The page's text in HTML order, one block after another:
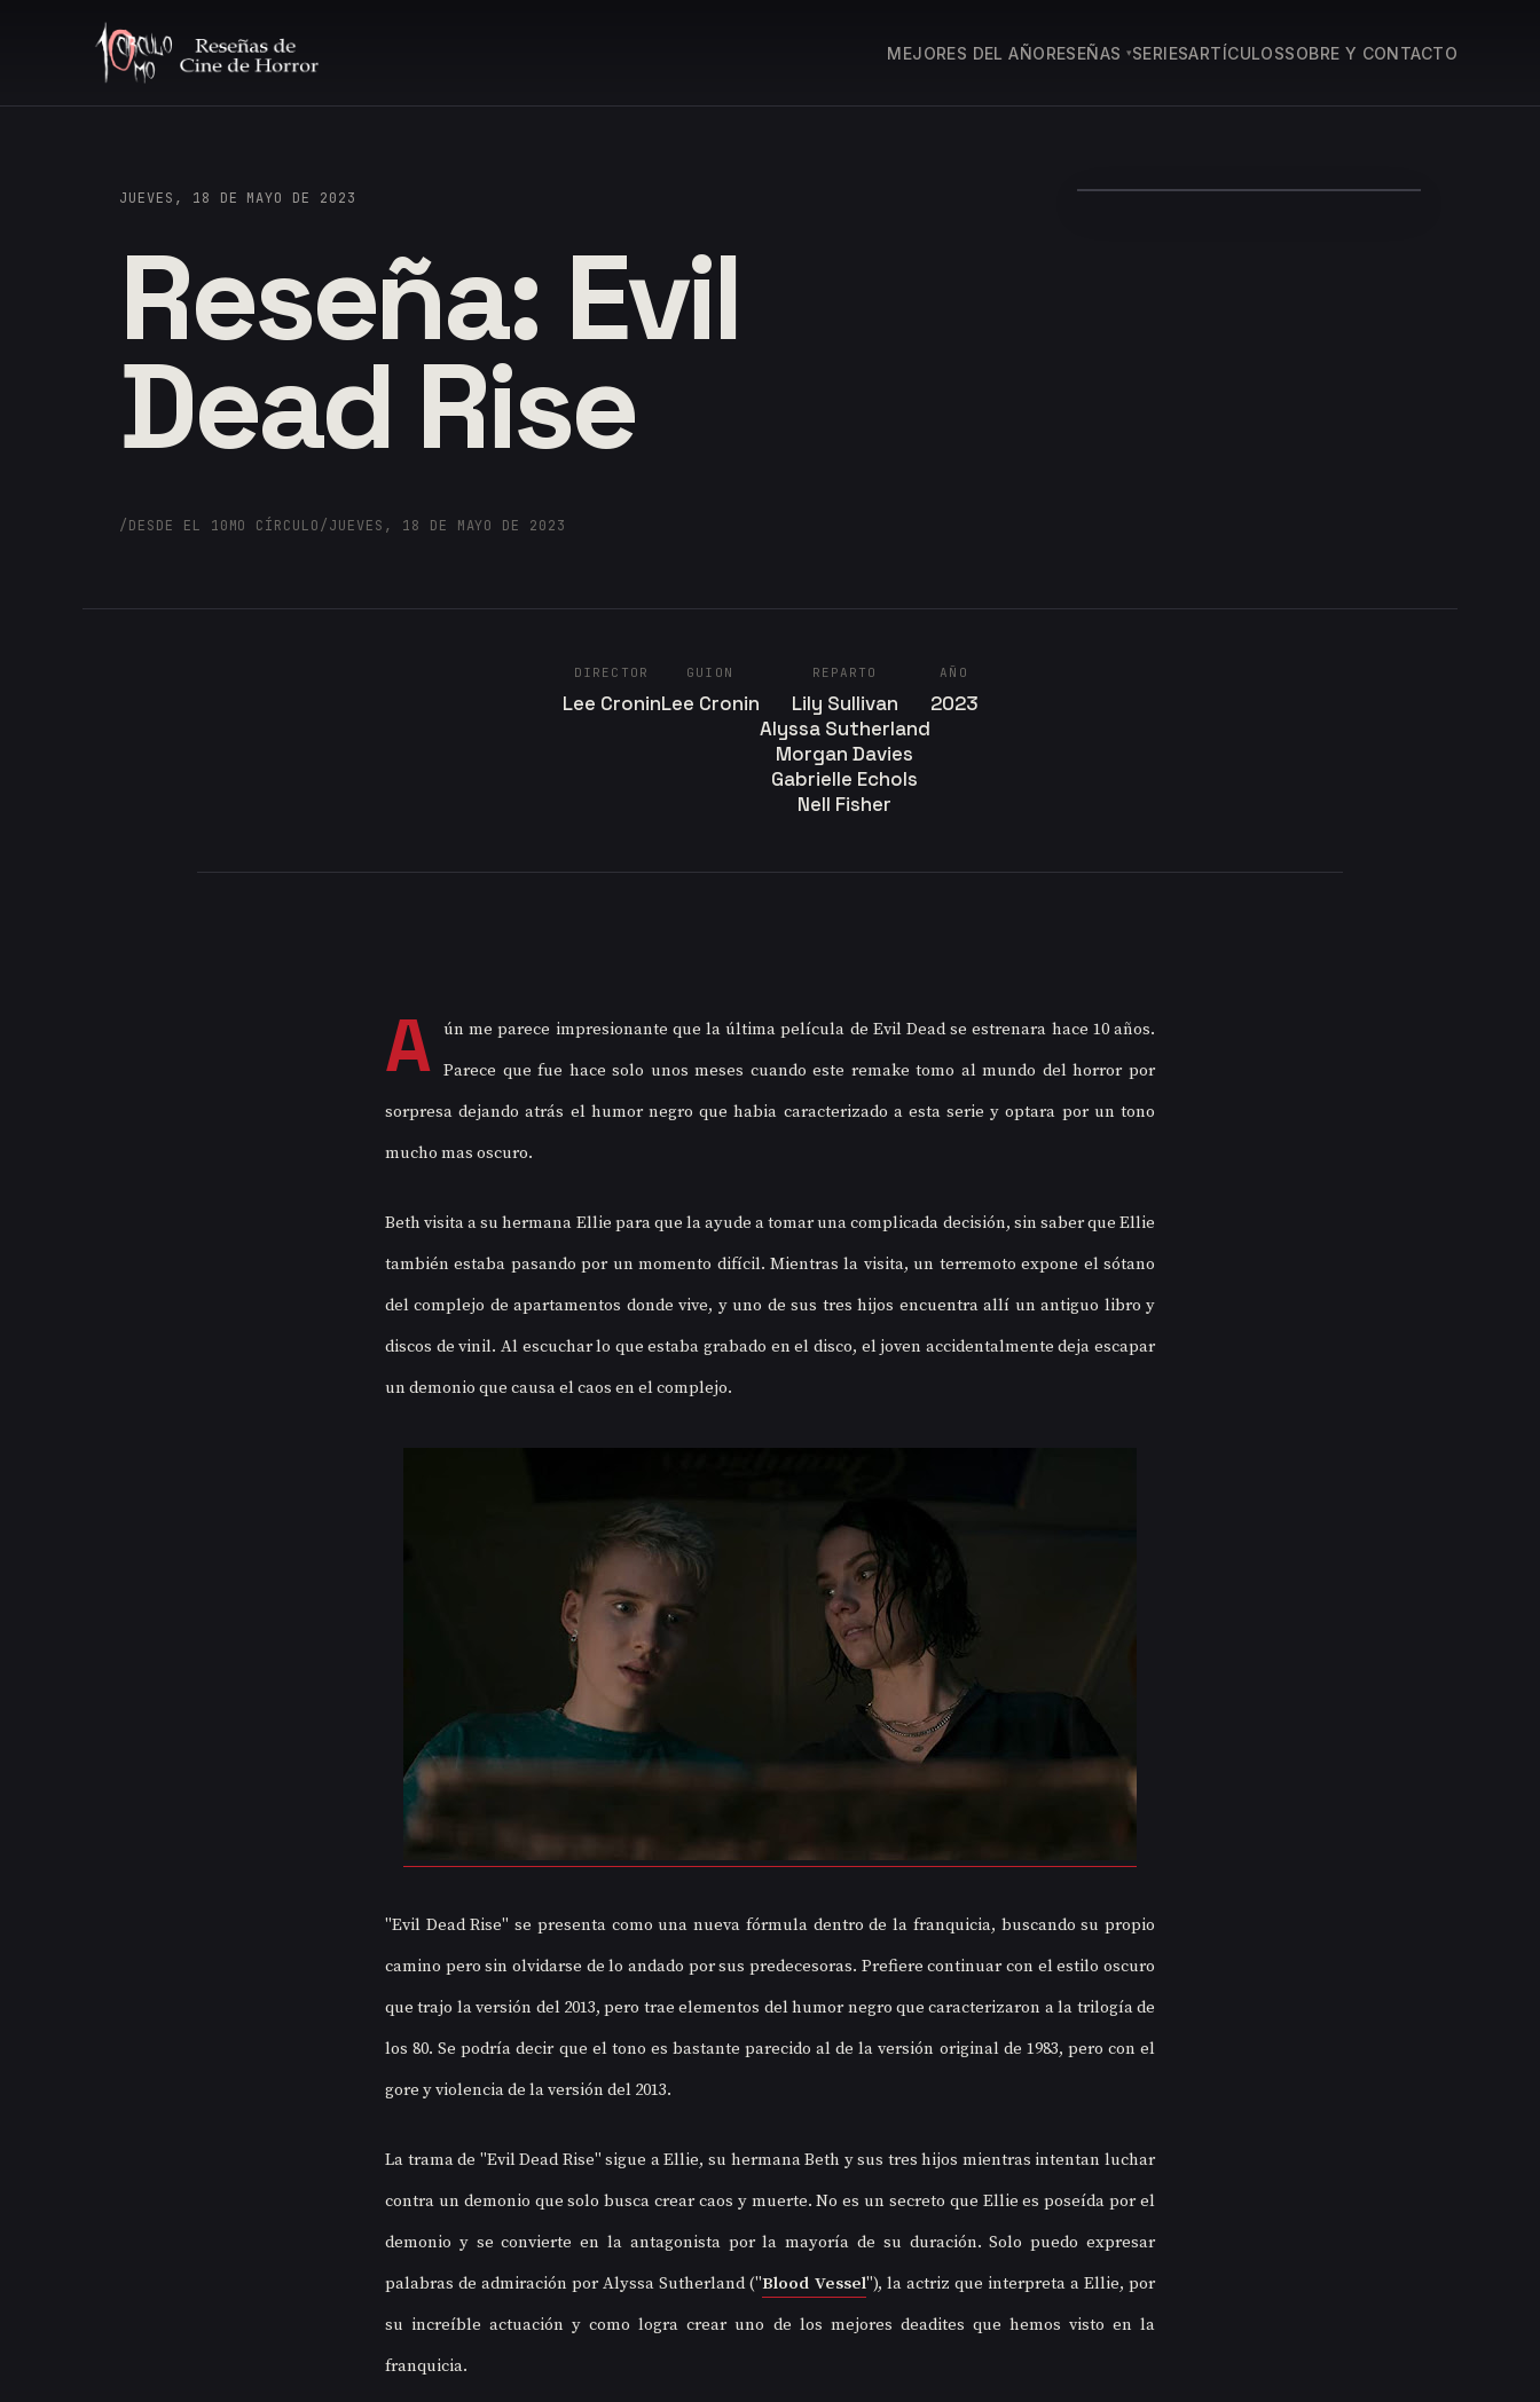
MEJORES DEL AÑORESEÑAS SERIESARTÍCULOSSOBRE Y CONTACTO
JUEVES, 18 DE MAYO DE 2023
Reseña: Evil
Dead Rise
/DESDE EL 10MO CÍRCULO/JUEVES, 18 DE MAYO DE 2023
DIRECTOR
Lee Cronin
GUION
Lee Cronin
REPARTO
Lily Sullivan
Alyssa Sutherland
Morgan Davies
Gabrielle Echols
Nell Fisher
AÑO
2023
A
ún me parece impresionante que la última película de Evil Dead se estrenara hace 10 años.
Parece que fue hace solo unos meses cuando este remake tomo al mundo del horror por
sorpresa dejando atrás el humor negro que habia caracterizado a esta serie y optara por un tono
mucho mas oscuro.
Beth visita a su hermana Ellie para que la ayude a tomar una complicada decisión, sin saber que Ellie
también estaba pasando por un momento difícil. Mientras la visita, un terremoto expone el sótano
del complejo de apartamentos donde vive, y uno de sus tres hijos encuentra allí un antiguo libro y
discos de vinil. Al escuchar lo que estaba grabado en el disco, el joven accidentalmente deja escapar
un demonio que causa el caos en el complejo.
"Evil Dead Rise" se presenta como una nueva fórmula dentro de la franquicia, buscando su propio
camino pero sin olvidarse de lo andado por sus predecesoras. Prefiere continuar con el estilo oscuro
que trajo la versión del 2013, pero trae elementos del humor negro que caracterizaron a la trilogía de
los 80. Se podría decir que el tono es bastante parecido al de la versión original de 1983, pero con el
gore y violencia de la versión del 2013.
La trama de "Evil Dead Rise" sigue a Ellie, su hermana Beth y sus tres hijos mientras intentan luchar
contra un demonio que solo busca crear caos y muerte. No es un secreto que Ellie es poseída por el
demonio y se convierte en la antagonista por la mayoría de su duración. Solo puedo expresar
palabras de admiración por Alyssa Sutherland ("Blood Vessel"), la actriz que interpreta a Ellie, por
su increíble actuación y como logra crear uno de los mejores deadites que hemos visto en la
franquicia.